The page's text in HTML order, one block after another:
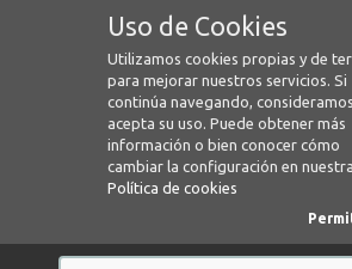
Uso de Cookies
Utilizamos cookies propias y de
para mejorar nuestros servicios. Si
continúa navegando,
acepta su uso. Puede obtener más
información o bien conocer cómo
cambiar la configuración en nuestra
Política de cookies